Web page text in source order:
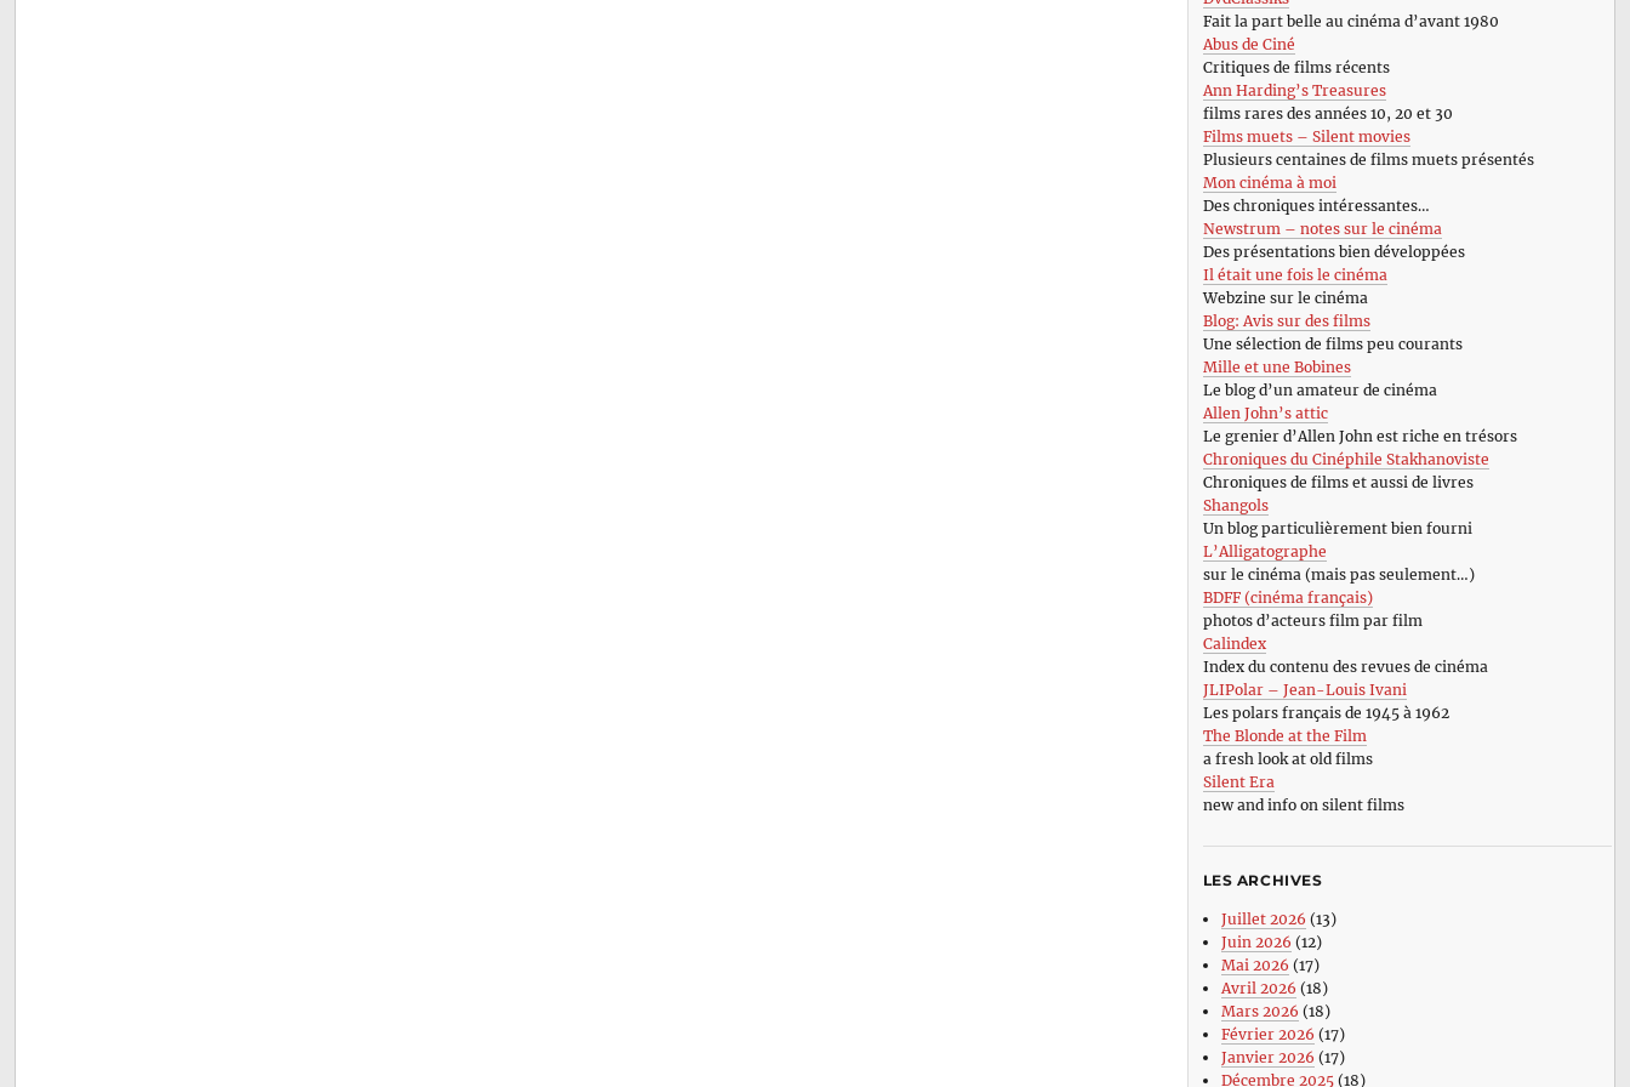
Fait la part belle au cinéma d’avant 1980
Abus de Ciné
Critiques de films récents
Ann Harding’s Treasures
films rares des années 10, 20 et 30
Films muets – Silent movies
Plusieurs centaines de films muets présentés
Mon cinéma à moi
Des chroniques intéressantes…
Newstrum – notes sur le cinéma
Des présentations bien développées
Il était une fois le cinéma
Webzine sur le cinéma
Blog: Avis sur des films
Une sélection de films peu courants
Mille et une Bobines
Le blog d’un amateur de cinéma
Allen John’s attic
Le grenier d’Allen John est riche en trésors
Chroniques du Cinéphile Stakhanoviste
Chroniques de films et aussi de livres
Shangols
Un blog particulièrement bien fourni
L’Alligatographe
sur le cinéma (mais pas seulement…)
BDFF (cinéma français)
photos d’acteurs film par film
Calindex
Index du contenu des revues de cinéma
JLIPolar – Jean-Louis Ivani
Les polars français de 1945 à 1962
The Blonde at the Film
a fresh look at old films
Silent Era
new and info on silent films
LES ARCHIVES
Juillet 2026 (13)
Juin 2026 (12)
Mai 2026 (17)
Avril 2026 (18)
Mars 2026 (18)
Février 2026 (17)
Janvier 2026 (17)
Décembre 2025(18)